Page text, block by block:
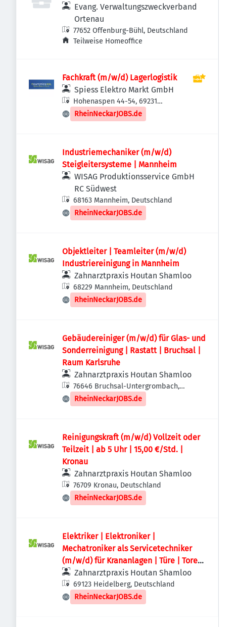
Evang. Verwaltungszweckverband
Ortenau
77652 Offenburg-Bühl, Deutschland
Teilweise Homeoffice
Fachkraft (m/w/d) Lagerlogistik
Spiess Elektro Markt GmbH
Hohenaspen 44-54, 69231
Rauenberg, Deutschland
RheinNeckarJOBS.de
Industriemechaniker (m/w/d)
Steigleitersysteme | Mannheim
WISAG Produktionsservice GmbH
RC Südwest
68163 Mannheim, Deutschland
RheinNeckarJOBS.de
Objektleiter | Teamleiter (m/w/d)
Industriereinigung in Mannheim
Zahnarztpraxis Houtan Shamloo
68229 Mannheim, Deutschland
RheinNeckarJOBS.de
Gebäudereiniger (m/w/d) für Glas- und
Sonderreinigung | Rastatt | Bruchsal |
Raum Karlsruhe
Zahnarztpraxis Houtan Shamloo
76646 Bruchsal-Untergrombach,
Deutschland
RheinNeckarJOBS.de
Reinigungskraft (m/w/d) Vollzeit oder
Teilzeit | ab 5 Uhr | 15,00 €/Std. |
Kronau
Zahnarztpraxis Houtan Shamloo
76709 Kronau, Deutschland
RheinNeckarJOBS.de
Elektriker | Elektroniker |
Mechatroniker als Servicetechniker
(m/w/d) für Krananlagen | Türe | Tore
im Rhein-Neckar-Kreis
Zahnarztpraxis Houtan Shamloo
69123 Heidelberg, Deutschland
RheinNeckarJOBS.de